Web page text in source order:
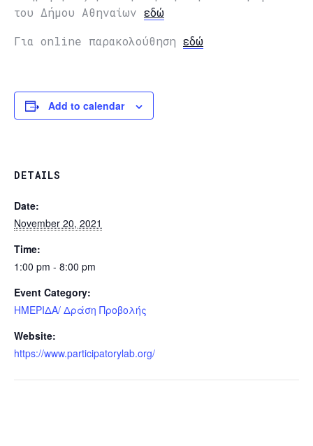
του Δήμου Αθηναίων εδώ
Για online παρακολούθηση εδώ
Add to calendar
DETAILS
Date:
November 20, 2021
Time:
1:00 pm - 8:00 pm
Event Category:
ΗΜΕΡΙΔΑ/ Δράση Προβολής
Website:
https://www.participatorylab.org/